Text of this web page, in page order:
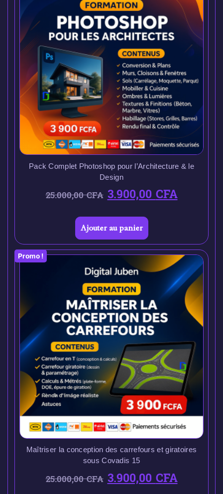
Pack Complet Photoshop pour l’Architecture & le
Design
25.000,00CFA 3.900,00CFA
Ajouter au panier
Promo !
Maîtriser la conception des carrefours et giratoires
sous Covadis 15
25.000,00CFA 3.900,00CFA